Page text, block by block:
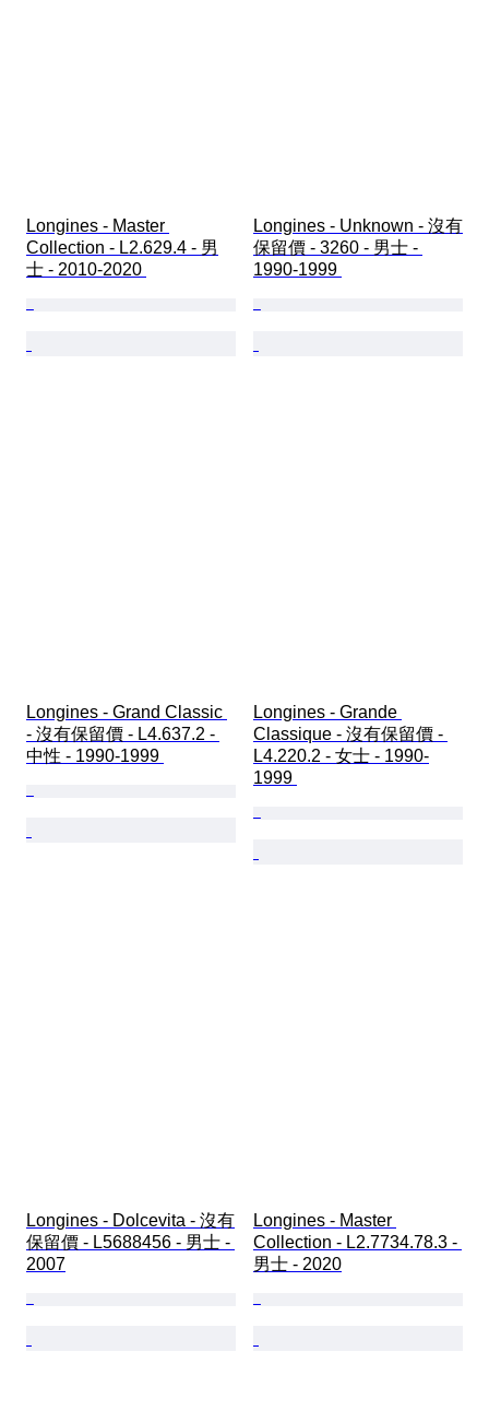
Longines - Master
Collection - L2.629.4 - 男
士 - 2010-2020
Longines - Unknown - 沒有
保留價 - 3260 - 男士 -
1990-1999
Longines - Grand Classic
- 沒有保留價 - L4.637.2 -
中性 - 1990-1999
Longines - Grande
Classique - 沒有保留價 -
L4.220.2 - 女士 - 1990-
1999
Longines - Dolcevita - 沒有
保留價 - L5688456 - 男士 -
2007
Longines - Master
Collection - L2.7734.78.3 -
男士 - 2020